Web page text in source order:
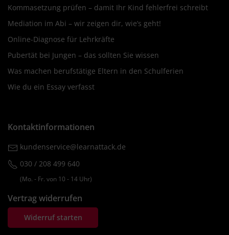
Kommasetzung prüfen – damit Ihr Kind fehlerfrei schreibt
Mediation im Abi – wir zeigen dir, wie’s geht!
Online-Diagnose für Lehrkräfte
Pubertät bei Jungen – das sollten Sie wissen
Was machen berufstätige Eltern in den Schulferien
Wie du ein Essay verfasst
Kontaktinformationen
kundenservice@learnattack.de
030 / 208 499 640
(Mo. ‐ Fr. von 10 ‐ 14 Uhr)
Vertrag widerrufen
Widerruf starten